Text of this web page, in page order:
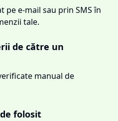
e-mail sau prin SMS în
tale.
de către un
manual de
folosit